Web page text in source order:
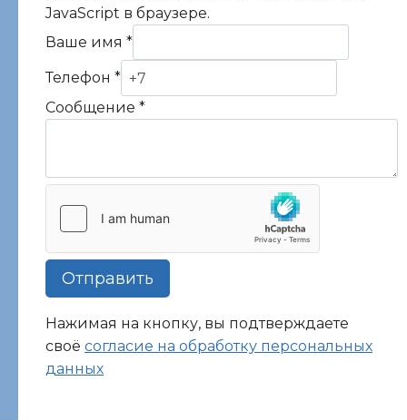
JavaScript в браузере.
Ваше имя *
Телефон *
Сообщение *
Отправить
Нажимая на кнопку, вы подтверждаете
своё согласие на обработку персональных
данных